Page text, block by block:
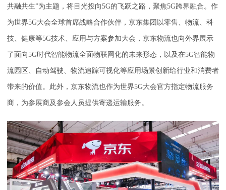
共融共生”为主题，将目光投向5G的飞跃之路，聚焦5G跨界融合。作
为世界5G大会全球首席战略合作伙伴，京东集团以零售、物流、科
技、健康等5G技术、应用与方案参加大会，京东物流也向外界展示
了面向5G时代智能物流全面物联网化的未来形态，以及在5G智能物
流园区、自动驾驶、物流追踪可视化等应用场景创新给行业和消费者
带来的价值。此外，京东物流也作为世界5G大会官方指定物流服务
商，为参展商及参会人员提供寄递运输服务。